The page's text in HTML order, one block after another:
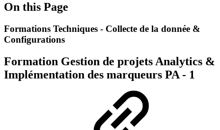
On this Page
Formations Techniques - Collecte de la donnée &
Configurations
Formation Gestion de projets Analytics &
Implémentation des marqueurs PA - 1